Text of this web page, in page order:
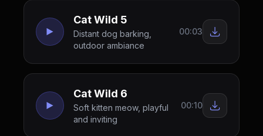
Cat Wild 5
Distant dog barking,
outdoor ambiance
00:03
Cat Wild 6
Soft kitten meow, playful
and inviting
00:10